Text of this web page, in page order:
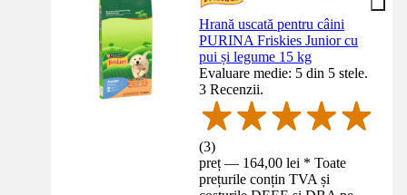
Hrană uscată pentru câini
PURINA Friskies Junior cu
pui și legume 15 kg
Evaluare medie: 5 din 5 stele.
3 Recenzii.
(3)
preț — 164,00 lei * Toate
prețurile conțin TVA și